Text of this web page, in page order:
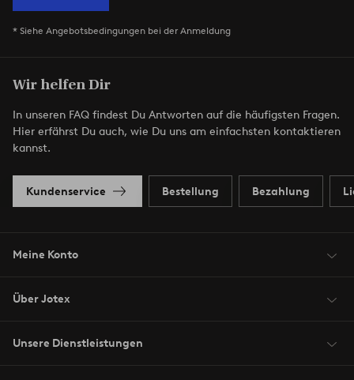
* Siehe Angebotsbedingungen bei der Anmeldung
Wir helfen Dir
In unseren FAQ findest Du Antworten auf die häufigsten Fragen.
Hier erfährst Du auch, wie Du uns am einfachsten kontaktieren
kannst.
Kundenservice Bestellung Bezahlung
Meine Konto
Über Jotex
Unsere Dienstleistungen